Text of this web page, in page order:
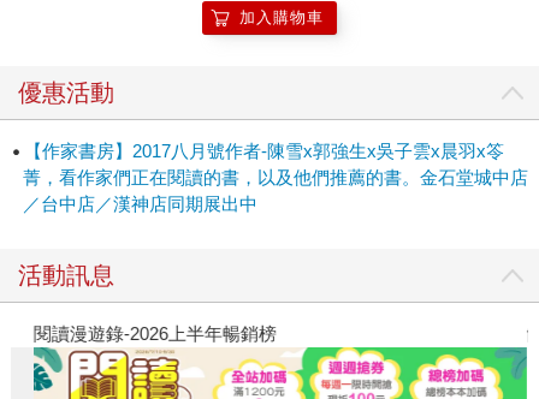
加入購物車
優惠活動
【作家書房】2017八月號作者-陳雪x郭強生x吳子雲x晨羽x笭
菁，看作家們正在閱讀的書，以及他們推薦的書。金石堂城中店
／台中店／漢神店同期展出中
活動訊息
閱讀漫遊錄-2026上半年暢銷榜